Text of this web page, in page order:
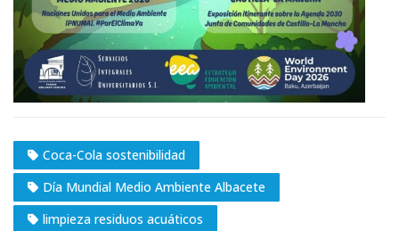
Coca-Cola sostenibilidad
Día Mundial Medio Ambiente Albacete
limpieza residuos acuáticos